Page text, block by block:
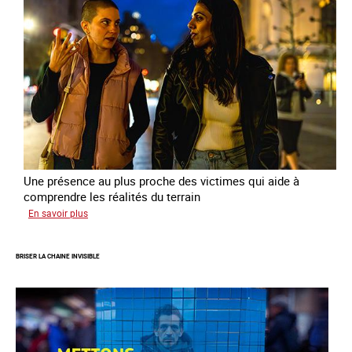
sortie
de
la
prostitution
Une présence au plus proche des victimes qui aide à
comprendre les réalités du terrain
En savoir plus
fondamentaux
l’aller-
vers
dans
BRISER LA CHAINE INVISIBLE